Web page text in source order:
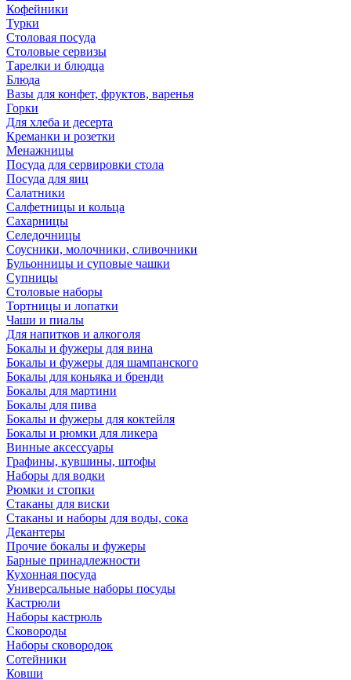
Кофейники
Турки
Столовая посуда
Столовые сервизы
Тарелки и блюдца
Блюда
Вазы для конфет, фруктов, варенья
Горки
Для хлеба и десерта
Креманки и розетки
Менажницы
Посуда для сервировки стола
Посуда для яиц
Салатники
Салфетницы и кольца
Сахарницы
Селедочницы
Соусники, молочники, сливочники
Бульонницы и суповые чашки
Супницы
Столовые наборы
Тортницы и лопатки
Чаши и пиалы
Для напитков и алкоголя
Бокалы и фужеры для вина
Бокалы и фужеры для шампанского
Бокалы для коньяка и бренди
Бокалы для мартини
Бокалы для пива
Бокалы и фужеры для коктейля
Бокалы и рюмки для ликера
Винные аксессуары
Графины, кувшины, штофы
Наборы для водки
Рюмки и стопки
Стаканы для виски
Стаканы и наборы для воды, сока
Декантеры
Прочие бокалы и фужеры
Барные принадлежности
Кухонная посуда
Универсальные наборы посуды
Кастрюли
Наборы кастрюль
Сковороды
Наборы сковородок
Сотейники
Ковши